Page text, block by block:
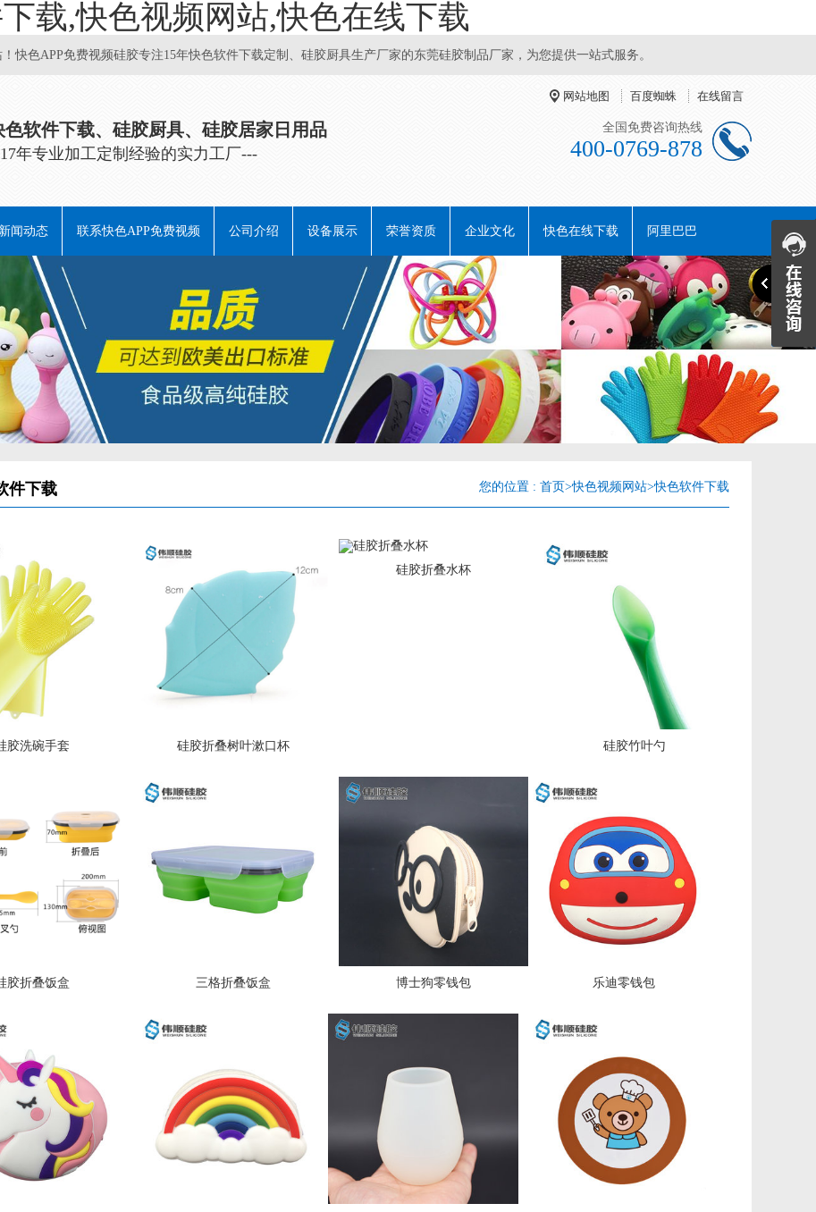
载,快色视频网站,快色在线下载
色APP免费视频硅胶专注15年快色软件下载定制、硅胶厨具生产厂家的东莞硅胶制品厂家，为您提供一站式服务。
网站地图 百度蜘蛛 在线留言
软件下载、硅胶厨具、硅胶居家日用品
年专业加工定制经验的实力工厂---
全国免费咨询热线
400-0769-878
新闻动态
企业动态
行业动态
常见问题
行业百科
联系快色APP免费视频 公司介绍 设备展示 荣誉资质 企业文化 快色在线下载 阿里巴巴
阿里巴巴
旺铺一
阿里巴巴
旺铺二
阿里巴巴
旺铺三
件下载 您的位置 : 首页>快色视频网站>快色软件下载
胶洗碗手套 硅胶折叠树叶漱口杯
硅胶折叠水杯
硅胶竹叶勺
胶折叠饭盒 三格折叠饭盒 博士狗零钱包 乐迪零钱包